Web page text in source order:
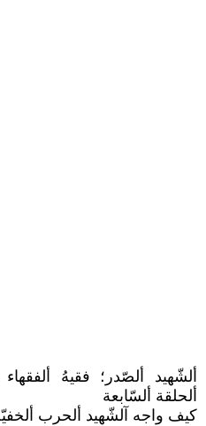
ألشّهيد ألصّدر؛ فقيهُ
ألحلقة ألسّابعة
كيف واجه آلشّهيد ألحرب